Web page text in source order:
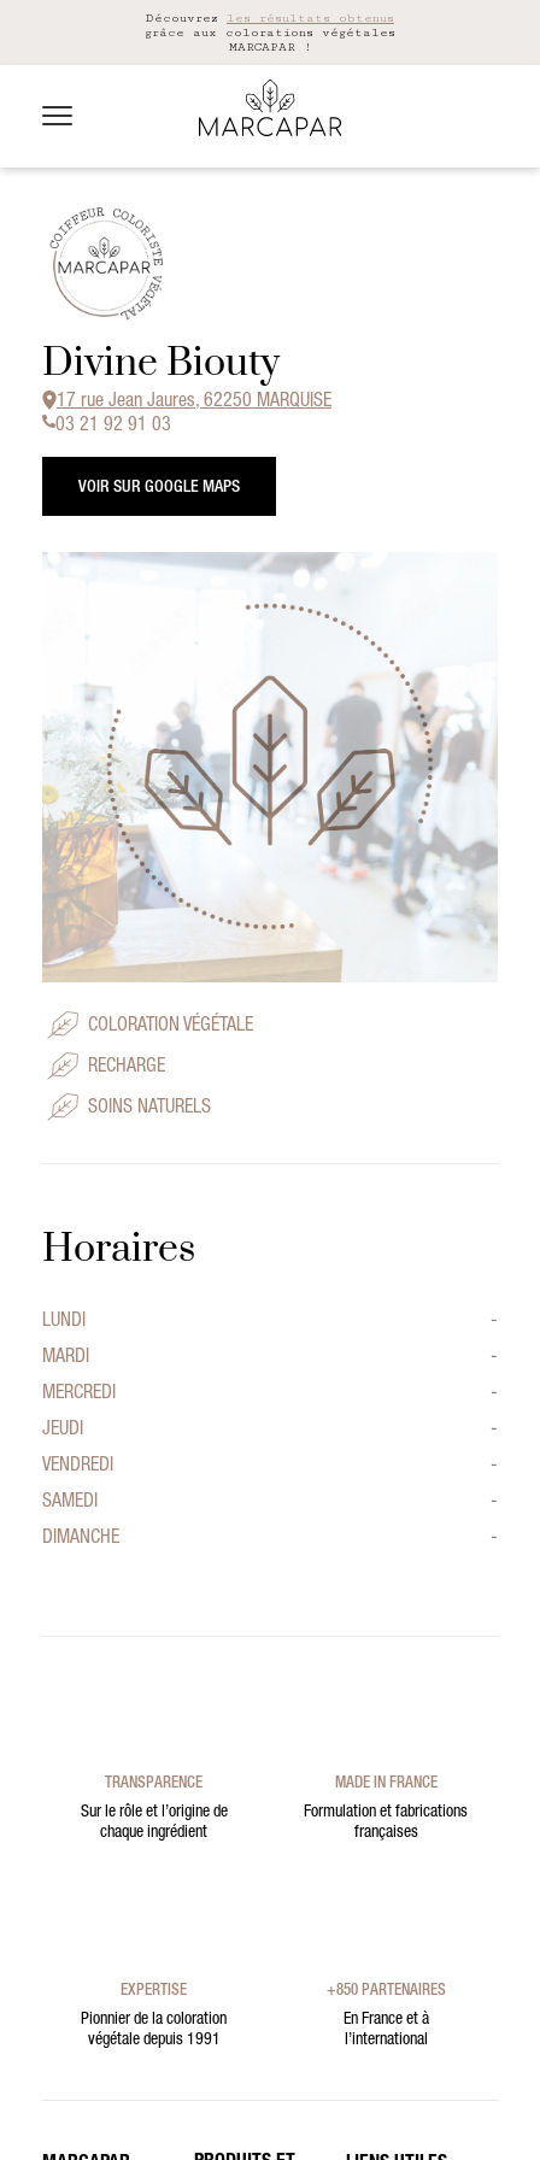
Découvrez les résultats obtenus
grâce aux colorations végétales
MARCAPAR !
Divine Biouty
17 rue Jean Jaures, 62250 MARQUISE
03 21 92 91 03
VOIR SUR GOOGLE MAPS
COLORATION VÉGÉTALE
RECHARGE
SOINS NATURELS
Horaires
LUNDI
-
MARDI
-
MERCREDI
-
JEUDI
-
VENDREDI
-
SAMEDI
-
DIMANCHE
-
TRANSPARENCE
Sur le rôle et l’origine de
chaque ingrédient
MADE IN FRANCE
Formulation et fabrications
françaises
EXPERTISE
Pionnier de la coloration
végétale depuis 1991
+850 PARTENAIRES
En France et à
l’international